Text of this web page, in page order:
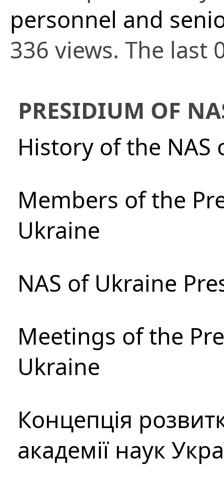
personnel and
336 views. The last
PRESIDIUM OF
History of the NAS
Members of the
Ukraine
NAS of Ukraine
Meetings of the
Ukraine
Концепція
академії наук